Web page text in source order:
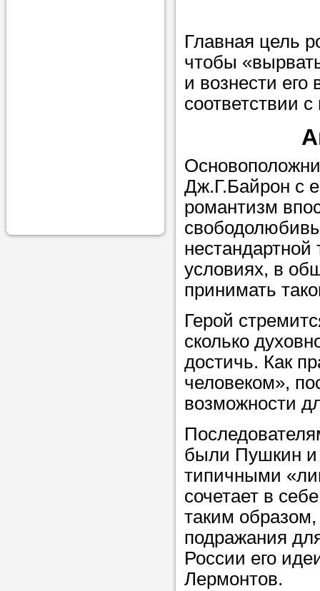
Больше не
голову, к
помощью -
Наши
помогут
советам,
репетитора
Совет 1.
упростить
достаточно
нам, и
репетитора,
максимально
ваши
Мы
Главная цель
чтобы
и вознести
соответствии
Дж.Г.Байрон с
романтизм
условиях, в
принимать
Герой
сколько
достичь. Как
человеком»,
возможности
были Пушкин и
типичными
сочетает в
таким образом,
подражания
России его
Лермонтов.